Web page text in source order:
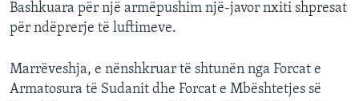
Bashkuara për një armëpushim një-javor nxiti shpresat
për ndëprerje të luftimeve.
Marrëveshja, e nënshkruar të shtunën nga Forcat e
Armatosura të Sudanit dhe Forcat e Mbështetjes së